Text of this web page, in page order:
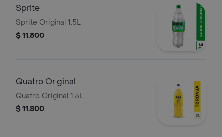
Sprite
Sprite Original 1.5L
$ 11.800
Quatro Original
Quatro Original 1.5L
$ 11.800